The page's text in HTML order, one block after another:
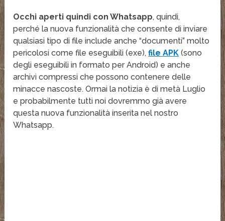
Occhi aperti quindi con Whatsapp, quindi,
perché la nuova funzionalità che consente di inviare
qualsiasi tipo di file include anche “documenti” molto
pericolosi come file eseguibili (exe),file APK (sono
degli eseguibili in formato per Android) e anche
archivi compressi che possono contenere delle
minacce nascoste. Ormai la notizia è di metà Luglio
e probabilmente tutti noi dovremmo già avere
questa nuova funzionalità inserita nel nostro
Whatsapp.